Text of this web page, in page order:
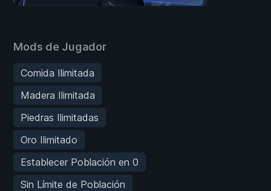
Mods de Jugador
Comida Ilimitada
Madera Ilimitada
Piedras Ilimitadas
Oro Ilimitado
Establecer Población en 0
Sin Límite de Población